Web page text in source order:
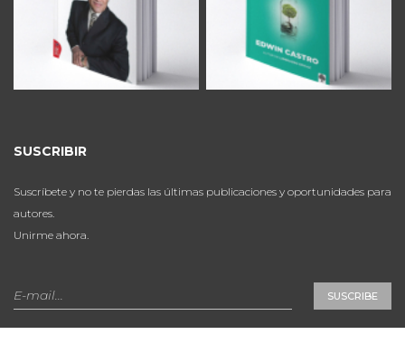
SUSCRIBIR
Suscríbete y no te pierdas las últimas publicaciones y oportunidades para
autores.
Unirme ahora.